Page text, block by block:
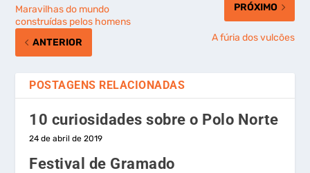
Maravilhas do mundo
construídas pelos homens
ANTERIOR
PRÓXIMO
A fúria dos vulcões
POSTAGENS RELACIONADAS
10 curiosidades sobre o Polo Norte
24 de abril de 2019
Festival de Gramado